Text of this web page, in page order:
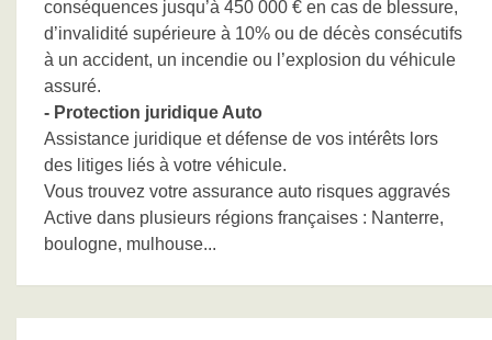
conséquences jusqu’à 450 000 € en cas de blessure,
d’invalidité supérieure à 10% ou de décès consécutifs
à un accident, un incendie ou l’explosion du véhicule
assuré.
- Protection juridique Auto
Assistance juridique et défense de vos intérêts lors
des litiges liés à votre véhicule.
Vous trouvez votre assurance auto risques aggravés
Active dans plusieurs régions françaises : Nanterre,
boulogne, mulhouse...